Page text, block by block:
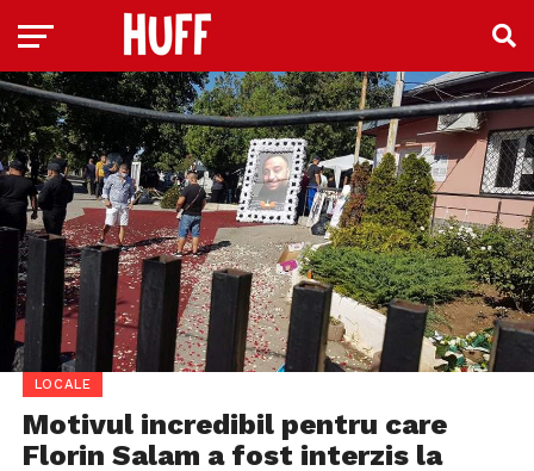
LOCALE
Motivul incredibil pentru care
Florin Salam a fost interzis la